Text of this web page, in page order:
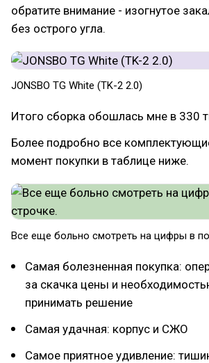
обратите внимание - изогнутое
без острого угла.
JONSBO TG White (TK-2 2.0)
Итого сборка обошлась мне в 330
Более подробно все
момент покупки в таблице ниже.
Все еще больно смотреть на цифры в
Самая болезненная покупка:
за скачка цены и
принимать решение
Самая удачная: корпус и СЖО
Самое приятное удивление: